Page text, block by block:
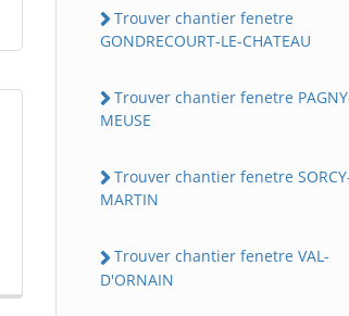
Trouver chantier fenetre
GONDRECOURT-LE-CHATEAU
Trouver chantier fenetre
MEUSE
Trouver chantier fenetre
MARTIN
Trouver chantier fenetre VAL-
D'ORNAIN